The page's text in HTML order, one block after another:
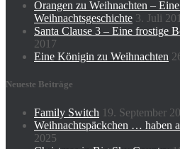
Orangen zu Weihnachten –
Weihnachtsgeschichte 3. Juli
Santa Clause 3 – Eine frostige
2017
Eine Königin zu Weihnachten
Neueste Beiträge
Family Switch 19. September
Weihnachtspäckchen … haben
2025